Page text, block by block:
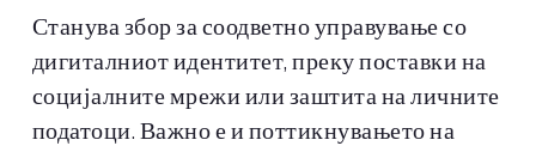
Станува збор за соодветно управување со
дигиталниот идентитет, преку поставки на
социјалните мрежи или заштита на личните
податоци. Важно е и поттикнувањето на